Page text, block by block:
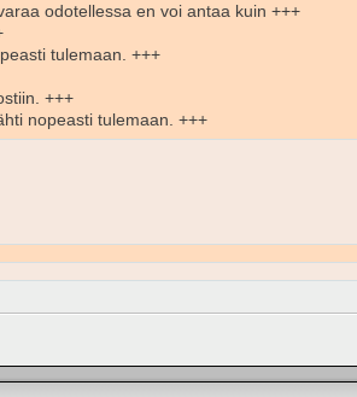
odotellessa en voi antaa kuin +++
tulemaan. +++
+++
nopeasti tulemaan. +++